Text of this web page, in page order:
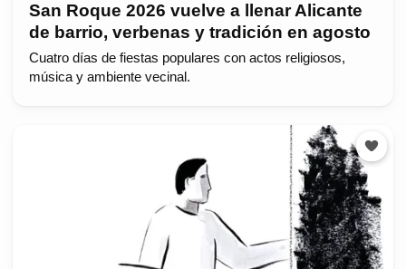
San Roque 2026 vuelve a llenar Alicante
de barrio, verbenas y tradición en agosto
Cuatro días de fiestas populares con actos religiosos,
música y ambiente vecinal.